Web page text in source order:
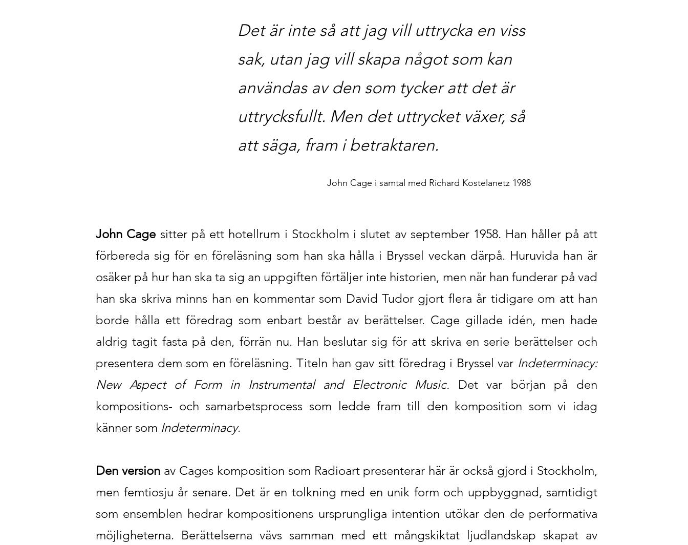
Det är inte så att jag vill uttrycka en viss
sak, utan jag vill skapa något som kan
användas av den som tycker att det är
uttrycksfullt. Men det uttrycket växer, så
att säga, fram i betraktaren.
John Cage i samtal med Richard Kostelanetz 1988
John Cage sitter på ett hotellrum i Stockholm i slutet av september 1958. Han håller på att
förbereda sig för en föreläsning som han ska hålla i Bryssel veckan därpå. Huruvida han är
osäker på hur han ska ta sig an uppgiften förtäljer inte historien, men när han funderar på vad
han ska skriva minns han en kommentar som David Tudor gjort flera år tidigare om att han
borde hålla ett föredrag som enbart består av berättelser. Cage gillade idén, men hade
aldrig tagit fasta på den, förrän nu. Han beslutar sig för att skriva en serie berättelser och
presentera dem som en föreläsning. Titeln han gav sitt föredrag i Bryssel var Indeterminacy:
New Aspect of Form in Instrumental and Electronic Music. Det var början på den
kompositions- och samarbetsprocess som ledde fram till den komposition som vi idag
känner som Indeterminacy.
Den versionav Cages komposition som Radioart presenterar här är också gjord i Stockholm,
men femtiosju år senare. Det är en tolkning med en unik form och uppbyggnad, samtidigt
som ensemblen hedrar kompositionens ursprungliga intention utökar den de performativa
möjligheterna. Berättelserna vävs samman med ett mångskiktat ljudlandskap skapat av